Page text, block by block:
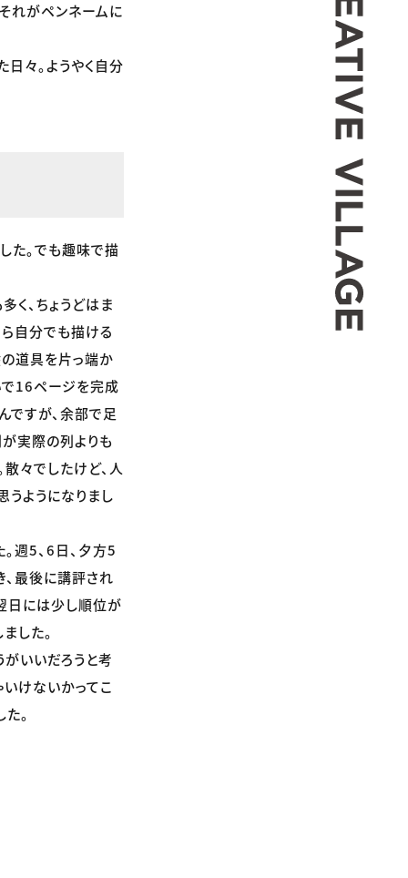
れがペンネームに
々。ようやく自分
た。でも趣味で描
、ちょうどはま
自分でも描ける
の道具を片っ端か
で16ページを完成
ですが、余部で足
実際の列よりも
々でしたけど、人
ようになりまし
週5、6日、夕方5
、最後に講評され
日には少し順位が
した。
いいだろうと考
けないかってこ
。